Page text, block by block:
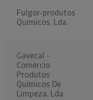
Fulgor-produtos
Químicos, Lda.
Gavecal -
Comércio
Produtos
Químicos De
Limpeza, Lda